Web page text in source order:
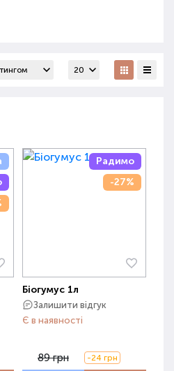
Радимо
-27%
Біогумус 1л
Залишити відгук
Є в наявності
89 грн -24 грн